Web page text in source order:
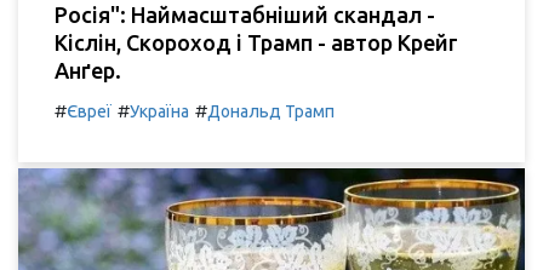
Росія": Наймасштабніший скандал -
Кіслін, Скороход і Трамп - автор Крейг
Анґер.
#Євреї #Україна #Дональд Трамп